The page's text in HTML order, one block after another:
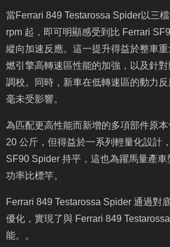
當Ferrari 849 Testarossa Spider以三
rpm 起，即可明顯感受到比 Ferrari
縱向加速反應。這一提升得益於整車
燃引擎高轉速區性能的加強，以及針
調校。同時，新車在低轉速區的動力
毫未受影響。
為匹配更高性能而新增的多項部件原
20 公斤，但得益於一系列輕量化設計
SF90 Spider 持平，這也為躍馬量產
功率比標竿。
Ferrari 849 Testarossa Spider 通過對
優化，實現了與 Ferrari 849 Testarossa
能。。